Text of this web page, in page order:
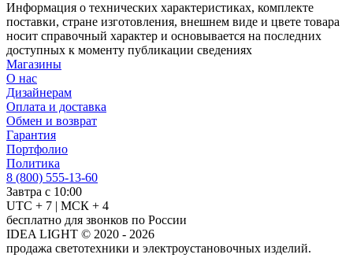
Информация о технических характеристиках, комплекте
поставки, стране изготовления, внешнем виде и цвете товара
носит справочный характер и основывается на последних
доступных к моменту публикации сведениях
Магазины
О нас
Дизайнерам
Оплата и доставка
Обмен и возврат
Гарантия
Портфолио
Политика
8 (800) 555-13-60
Завтра с 10:00
UTC + 7 | МСК + 4
бесплатно для звонков по России
IDEA LIGHT © 2020 - 2026
продажа светотехники и электроустановочных изделий.